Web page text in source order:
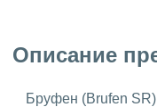
Описание
Бруфен (Brufen